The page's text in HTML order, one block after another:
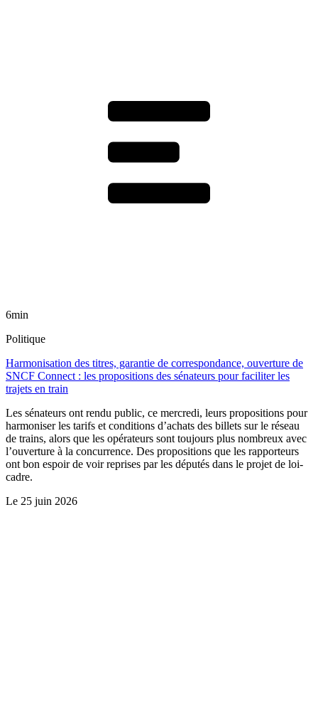
6min
Politique
Harmonisation des titres, garantie de correspondance, ouverture de
SNCF Connect : les propositions des sénateurs pour faciliter les
trajets en train
Les sénateurs ont rendu public, ce mercredi, leurs propositions pour
harmoniser les tarifs et conditions d’achats des billets sur le réseau
de trains, alors que les opérateurs sont toujours plus nombreux avec
l’ouverture à la concurrence. Des propositions que les rapporteurs
ont bon espoir de voir reprises par les députés dans le projet de loi-
cadre.
Le 25 juin 2026